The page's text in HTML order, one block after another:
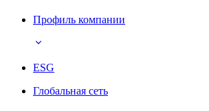
Профиль компании
ESG
Глобальная сеть